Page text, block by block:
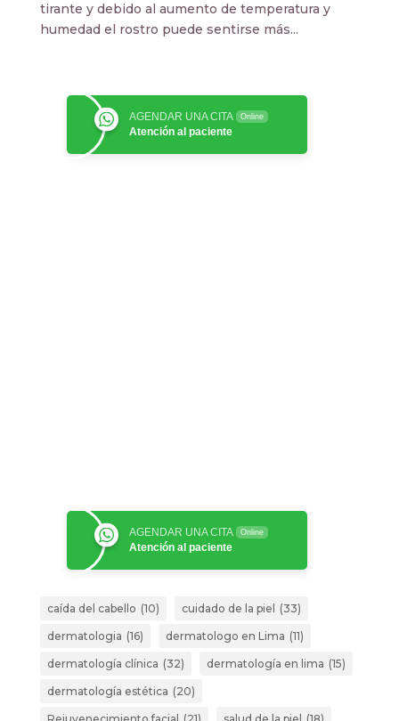
tirante y debido al aumento de temperatura y
humedad el rostro puede sentirse más...
AGENDAR UNA CITA Online
Atención al paciente
AGENDAR UNA CITA Online
Atención al paciente
caída del cabello (10) cuidado de la piel (33)
dermatologia (16) dermatologo en Lima (11)
dermatología clínica (32) dermatología en lima (15)
dermatología estética (20)